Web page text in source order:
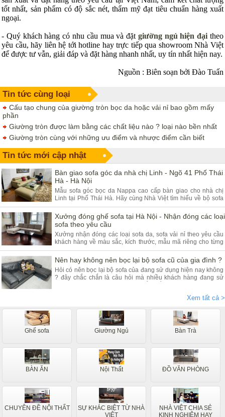
tốt nhất, sản phẩm có độ sắc nét, thẩm mỹ đạt tiêu chuẩn hàng xuất
ngoại.
- Quý khách hàng có nhu cầu mua và đặt giường ngủ hiện đại theo
yêu cầu, hãy liên hệ tới hotline hay trực tiếp qua showroom Nhà Việt
để được tư vẫn, giải đáp và đặt hàng nhanh nhất, uy tín nhất hiện nay.
Nguồn : Biên soạn bởi Đào Tuấn
Tin tức cùng loại
Cấu tạo chung của giường tròn bọc da hoặc vải nỉ bao gồm mấy
phần
Giường tròn được làm bằng các chất liệu nào ? loại nào bền nhất
Giường tròn cùng với những ưu điểm và nhược điểm cần biết
Tin tức mới cập nhật
Bàn giao sofa góc da nhà chị Linh - Ngõ 41 Phố Thái
Hà - Hà Nội
Mẫu sofa góc bọc da Nappa cao cấp bàn giao cho nhà chị
Linh tại Phố Thái Hà. Hãy cùng Nhà Việt tìm hiểu về bộ sofa
góc da và ưu điểm của sản phẩm.
Xưởng đóng ghế sofa tại Hà Nội - Nhận đóng các loại
sofa theo yêu cầu
Xưởng nhận đóng các loại sofa da, sofa vải nỉ theo yêu cầu
khách hàng về màu sắc, kích thước, mẫu mã riêng cho từng
khách hàng. Quý khách đang có nhu cầu tìm xưởng sofa hãy
tham khảo bài viết dưới đây.
Nên hay không nên bọc lại bộ sofa cũ của gia đình ?
Hỏi có nên bọc lại bộ sofa của đang sử dụng hiện nay không
? đây chắc chắn là câu hỏi mà nhiều khách hàng đang sử
Xem tất cả >
Ghế sofa Giường Ngủ Bàn Trà
BÀN ĂN Nội Thất ĐỒ VĂN PHÒNG
CHUYÊN ĐỀ NỘI THẤT
SỰ KHÁC BIỆT TỪ NHÀ
VIỆT
NHÀ VIỆT CHIA SẺ
KINH NGHIỆM HAY